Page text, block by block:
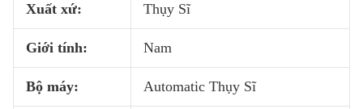
Xuất xứ: Thụy Sĩ
Giới tính: Nam
Bộ máy: Automatic Thụy Sĩ